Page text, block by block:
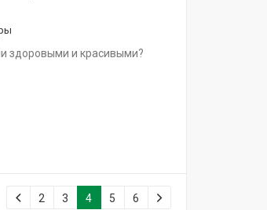
здоровыми и красивыми?
2 3 4 5 6